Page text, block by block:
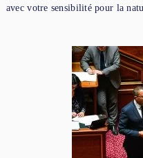
avec votre sensibilité pour la